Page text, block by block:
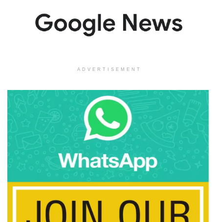
ADVERTISEMENT